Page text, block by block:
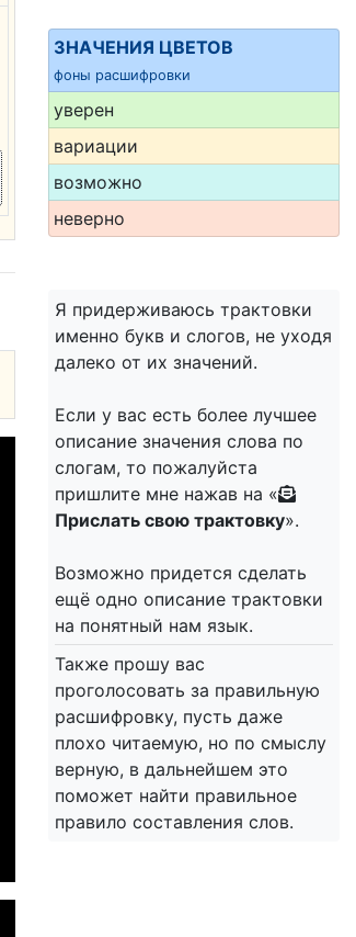
ЗНАЧЕНИЯ ЦВЕТОВ
фоны расшифровки
уверен
вариации
возможно
неверно
Я придерживаюсь трактовки
именно букв и слогов, не уходя
далеко от их значений.
Если у вас есть более лучшее
описание значения слова по
слогам, то пожалуйста
пришлите мне нажав на «
Прислать свою трактовку».
Возможно придется сделать
ещё одно описание трактовки
на понятный нам язык.
Также прошу вас
проголосовать за правильную
расшифровку, пусть даже
плохо читаемую, но по смыслу
верную, в дальнейшем это
поможет найти правильное
правило составления слов.